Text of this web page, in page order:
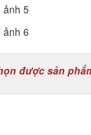
được sản